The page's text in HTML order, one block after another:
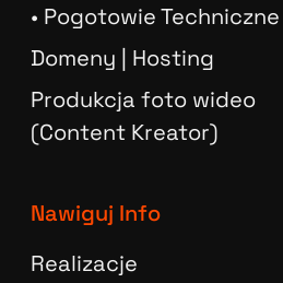
• Pogotowie Techniczne
Domeny | Hosting
Produkcja foto wideo
(Content Kreator)
Nawiguj Info
Realizacje